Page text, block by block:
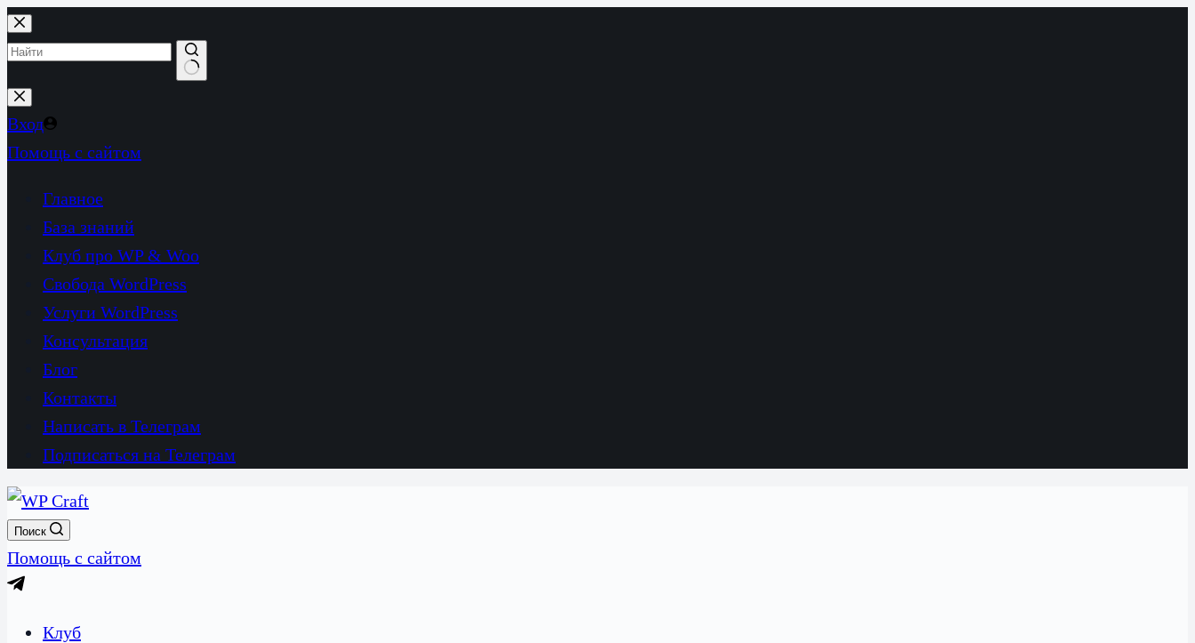
Перейти
к
Ничего
не
найдено
Вход
Помощь с сайтом
Главное
База знаний
Клуб про WP & Woo
Свобода WordPress
Услуги WordPress
Консультация
Блог
Контакты
Написать в Телеграм
Подписаться на Телеграм
Поиск
Помощь с сайтом
Клуб